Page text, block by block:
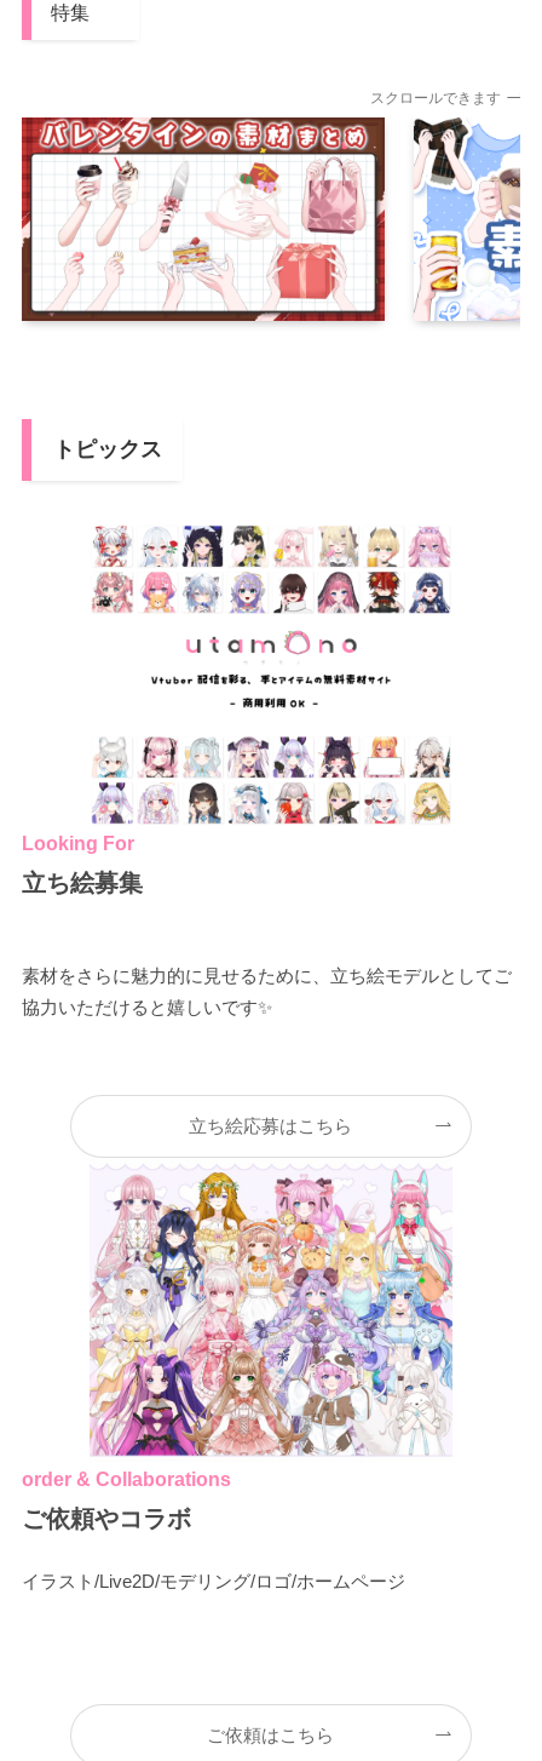
特集
スクロールできます
トピックス
Looking For
立ち絵募集
素材をさらに魅力的に見せるために、立ち絵モデルとしてご
協力いただけると嬉しいです✨
立ち絵応募はこちら
order & Collaborations
ご依頼やコラボ
イラスト/Live2D/モデリング/ロゴ/ホームページ
ご依頼はこちら